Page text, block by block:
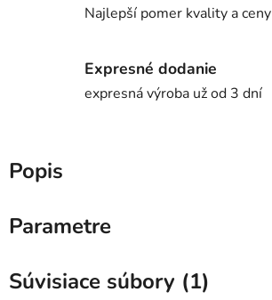
Najlepší pomer kvality a ceny
Expresné dodanie
expresná výroba už od 3 dní
Popis
Parametre
Súvisiace súbory (1)